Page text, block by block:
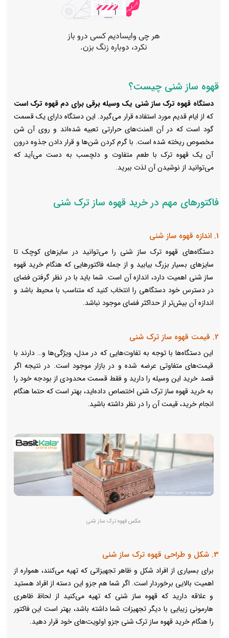
قهوه ساز شنی چیست؟
دستگاه قهوه ترک ساز شنی یک وسیله برقی برای دم قهوه ترک است
که از ایام قدیم مورد استفاده قرار می‌گیرد. این دستگاه دارای یک قسمت
گود است که در آن المنت‌های حرارتی تعبیه شده‌اند و روی آن شن
مخصوص ریخته شده است. با گرم کردن شن‌ها و قرار دادن جذوه درون
آن یک قهوه ترک با طعم متفاوت و دلچسب به دست می‌آید که
می‌توانید از نوشیدن آن لذت ببرید.
فاکتورهای مهم در خرید قهوه ساز ترک شنی
1. اندازه قهوه ساز شنی
دستگاه‌های قهوه ترک ساز شنی را می‌توانید در سایزهای کوچک تا
سایزهای بسیار بزرگ بیابید و از جمله فاکتورهایی که هنگام خرید قهوه
ساز شنی اهمیت دارد، اندازه آن است. شما باید با در نظر گرفتن فضای
در دسترس خود دستگاهی را انتخاب کنید که متناسب با محیط باشد و
اندازه آن بیش‌تر از حداکثر فضای موجود نباشد.
2. قیمت قهوه ساز ترک شنی
این دستگاه‌ها با توجه به تفاوت‌هایی که در مدل‌، ویژگی‌ها و… دارند با
قیمت‌های متفاوتی عرضه شده و در بازار موجود است. در نتیجه اگر
قصد خرید این وسیله را دارید و فقط قسمت محدودی از بودجه خود را
به خرید قهوه ساز ترک شنی اختصاص داده‌اید، بهتر است که حتما هنگام
انجام خرید، قیمت آن را در نظر داشته باشید.
عکسقهوه ترک ساز شنی
3. شکل و طراحی قهوه ترک ساز شنی
برای بسیاری از افراد شکل و ظاهر تجهیزاتی که تهیه می‌کنند، همواره از
اهمیت بالایی برخوردار است. اگر شما هم جزو این دسته از افراد هستید
و علاقه دارید که قهوه ساز شنی که تهیه می‌کنید از لحاظ ظاهری
هارمونی زیبایی با دیگر تجهیزات شما داشته باشد، بهتر است این فاکتور
را هنگام خرید قهوه ساز ترک شنی جزو اولویت‌های خود قرار دهید.